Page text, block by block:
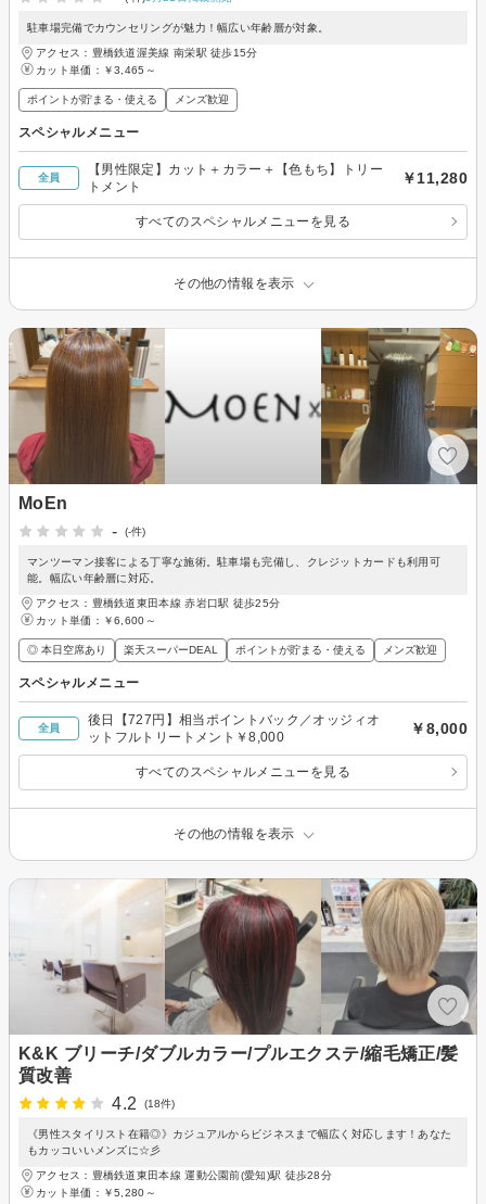
駐車場完備でカウンセリングが魅力！幅広い年齢層が対象。
アクセス：豊橋鉄道渥美線 南栄駅 徒歩15分
カット単価： ￥3,465～
ポイントが貯まる・使える メンズ歓迎
スペシャルメニュー
全員
【男性限定】カット＋カラー＋【色もち】トリー
トメント
￥11,280
すべてのスペシャルメニューを見る
その他の情報を表示
MoEn
-
(-件)
マンツーマン接客による丁寧な施術。駐車場も完備し、クレジットカードも利用可
能。幅広い年齢層に対応。
アクセス：豊橋鉄道東田本線 赤岩口駅 徒歩25分
カット単価： ￥6,600～
◎ 本日空席あり 楽天スーパーDEAL ポイントが貯まる・使える メンズ歓迎
スペシャルメニュー
全員
後日【727円】相当ポイントバック／オッジィオ
ットフルトリートメント￥8,000
￥8,000
すべてのスペシャルメニューを見る
その他の情報を表示
K&K ブリーチ/ダブルカラー/プルエクステ/縮毛矯正/髪
質改善
4.2
(18件)
《男性スタイリスト在籍◎》カジュアルからビジネスまで幅広く対応します！あなた
もカッコいいメンズに☆彡
アクセス：豊橋鉄道東田本線 運動公園前(愛知)駅 徒歩28分
カット単価： ￥5,280～